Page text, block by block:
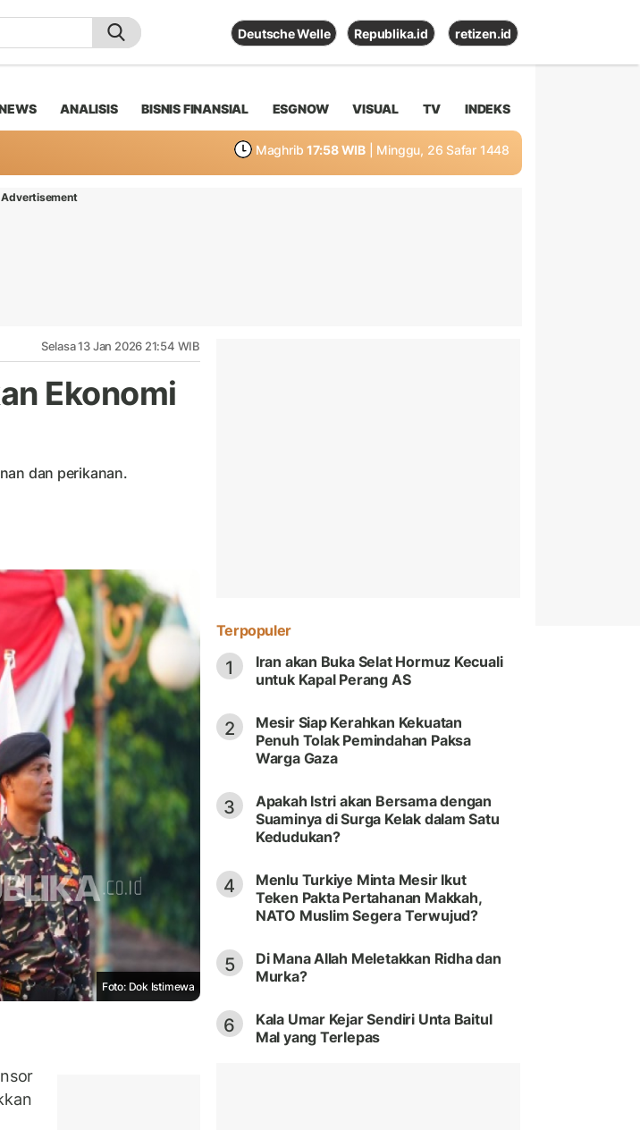
Deutsche Welle Republika.id retizen.id
ANALISIS BISNIS FINANSIAL ESGNOW VISUAL TV INDEKS
Maghrib 17:58 WIB | Minggu, 26 Safar 1448
Advertisement
Selasa 13 Jan 2026 21:54 WIB
Ekonomi
dan perikanan.
Foto: Dok Istimewa
Terpopuler
1
Iran akan Buka Selat Hormuz Kecuali
untuk Kapal Perang AS
2
Mesir Siap Kerahkan Kekuatan
Penuh Tolak Pemindahan Paksa
Warga Gaza
3
Apakah Istri akan Bersama dengan
Suaminya di Surga Kelak dalam Satu
Kedudukan?
4
Menlu Turkiye Minta Mesir Ikut
Teken Pakta Pertahanan Makkah,
NATO Muslim Segera Terwujud?
5
Di Mana Allah Meletakkan Ridha dan
Murka?
6
Kala Umar Kejar Sendiri Unta Baitul
Mal yang Terlepas